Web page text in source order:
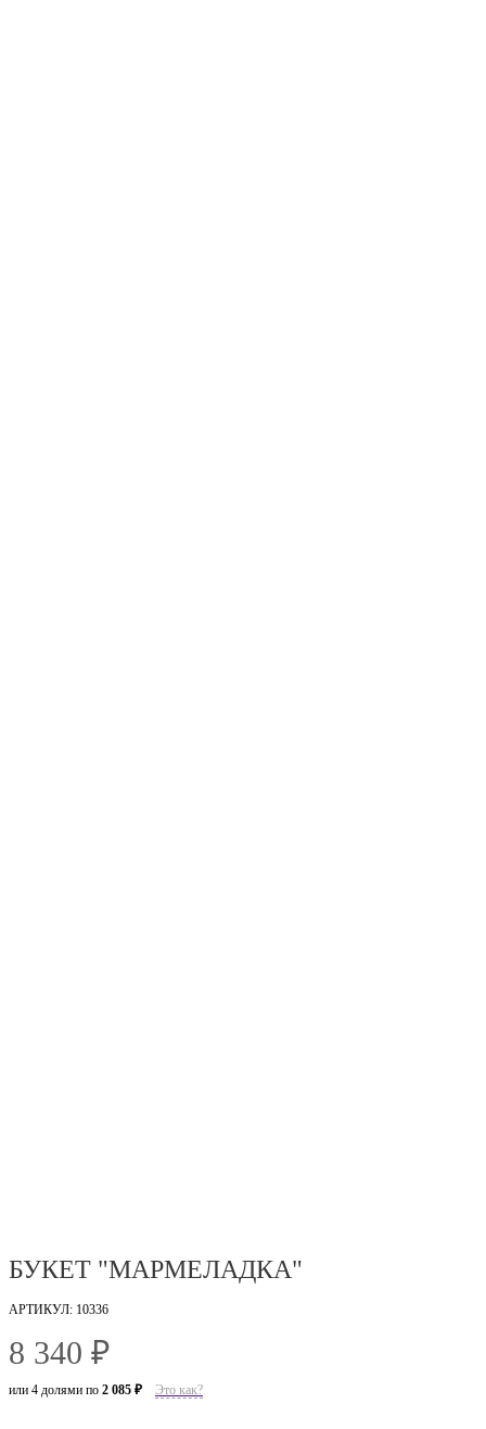
БУКЕТ "МАРМЕЛАДКА"
АРТИКУЛ: 10336
8 340 ₽
или 4 долями по 2 085 ₽ Это как?